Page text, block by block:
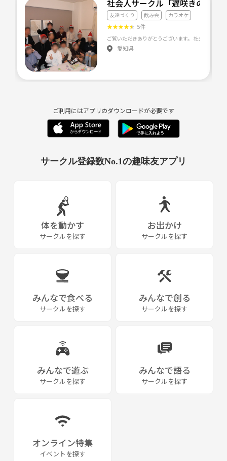
②福岡の韓国トレンドが知れる⁉︎
天神・博多周辺の韓国グルメや人気の韓国コスメ・ファッションのトレ
ンド情報をシェアしたり、一緒に食べ歩きや買い物に出かける企画も計
画中です💄🍰
③オススメの韓国ドラマ・映画
これを聞くと寝不足&沼必須！(笑)
感動した作品、キュンとしたOSTなど、ドラマ・映画のおすすめ作品を
④推しへの愛を語り尽くしちゃう♡
主催者は最近、SEVENTEEN（セブチ）にドハマり中！Caratさん、他グ
ループのファンの方も、ライブ、カムバ、グッズなど、熱い推し活トー
活動頻度： 月1～2回程度のカフェ会、食事会など
雰囲気：参加者みんなが安心して楽しめるゆる〜い会です😊笑
共通の「好き」を通じて、
福岡での毎日をもっと楽しくしませんか？
社会人サークル「遅咲きの花」
友達づくり 飲み会 カラオケ
★★★★★ 5件
愛知県
ご利用にはアプリのダウンロードが必要です
サークル登録数No.1の趣味友アプリ
体を動かす
サークルを探す
お出かけ
サークルを探す
みんなで食べる
サークルを探す
みんなで創る
サークルを探す
みんなで遊ぶ
サークルを探す
みんなで語る
サークルを探す
オンライン特集
イベントを探す